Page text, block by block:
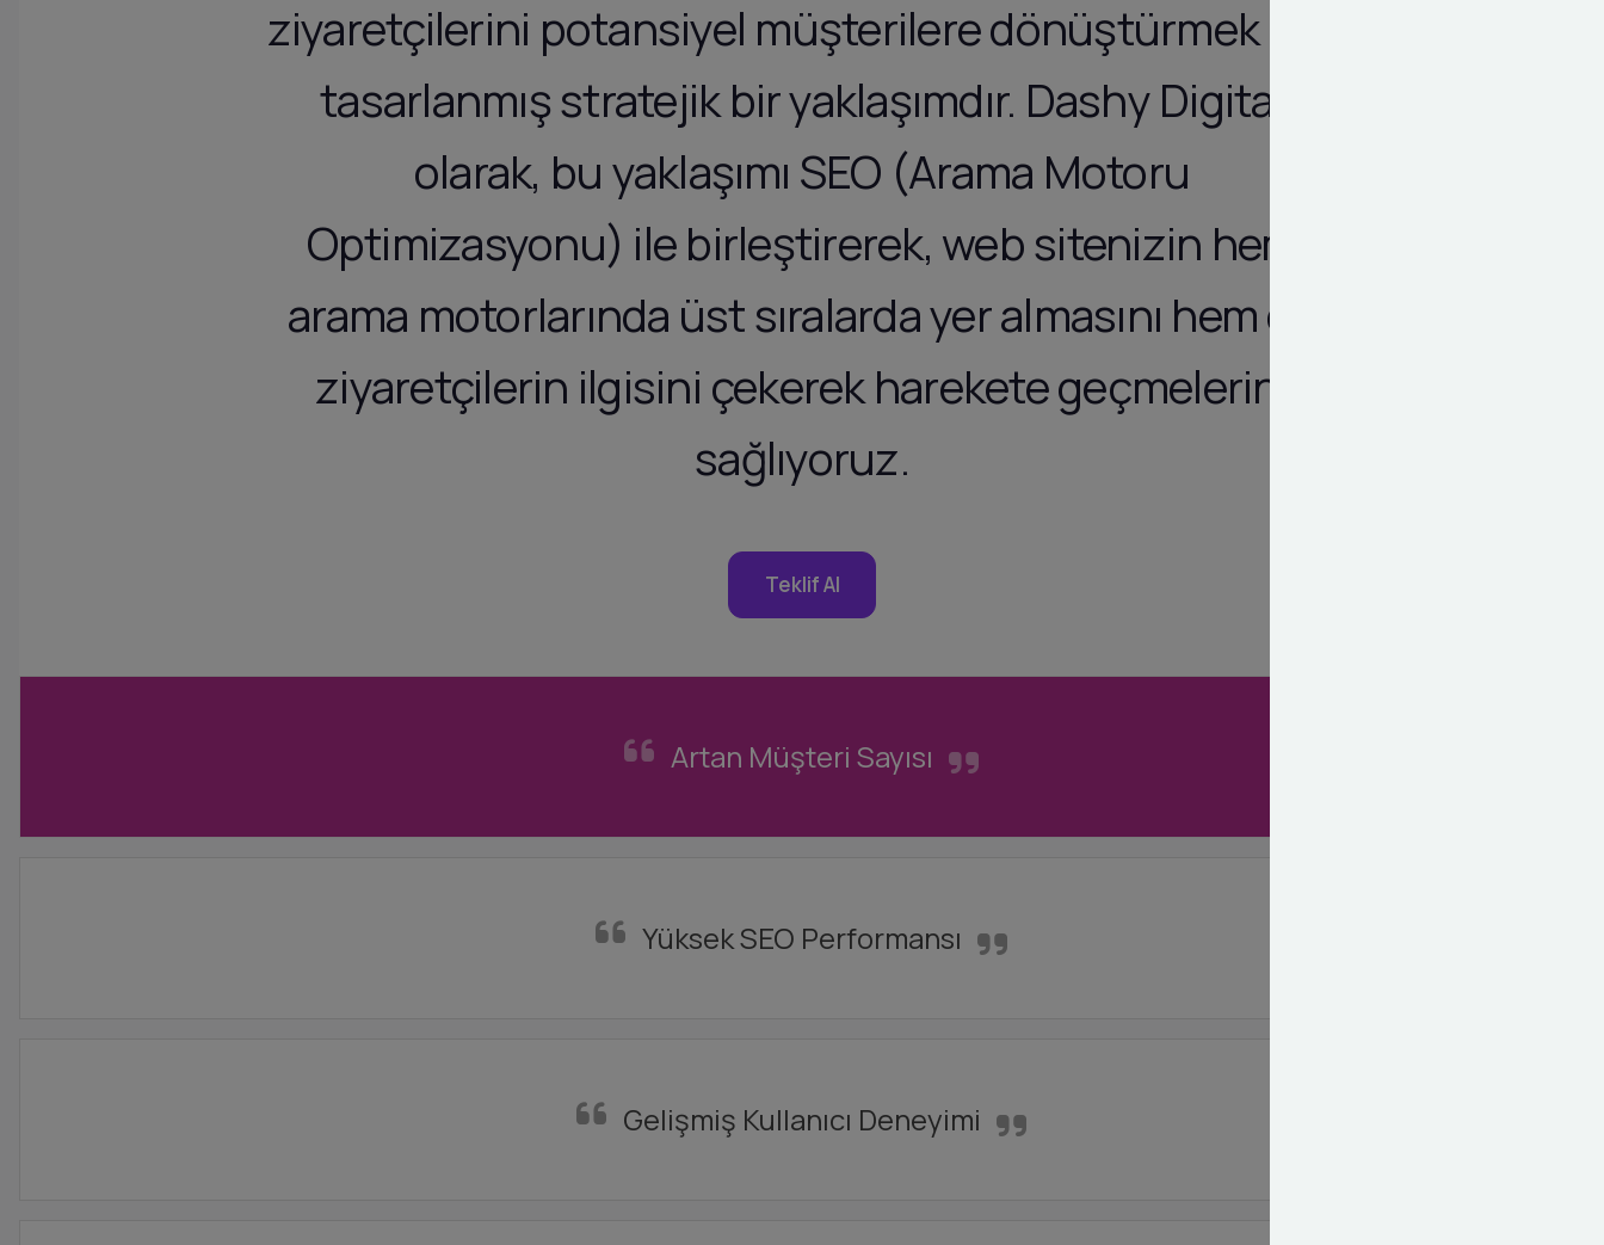
ziyaretçilerini potansiyel müşterilere dönüştürmek için
tasarlanmış stratejik bir yaklaşımdır. Dashy Digital
olarak, bu yaklaşımı SEO (Arama Motoru
Optimizasyonu) ile birleştirerek, web sitenizin hem
arama motorlarında üst sıralarda yer almasını hem de
ziyaretçilerin ilgisini çekerek harekete geçmelerini
sağlıyoruz.
Teklif Al
Artan Müşteri Sayısı
Yüksek SEO Performansı
Gelişmiş Kullanıcı Deneyimi